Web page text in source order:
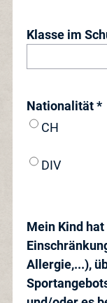
Nationalität *
CH
DIV
Mein Kind
Allergie,...),